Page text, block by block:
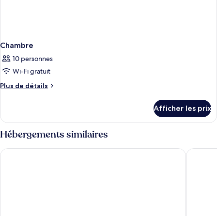
Chambre
10 personnes
Wi-Fi gratuit
Plus de détails
Plus
Chambre
Afficher les prix
Hébergements similaires
Ona Pearl Grey